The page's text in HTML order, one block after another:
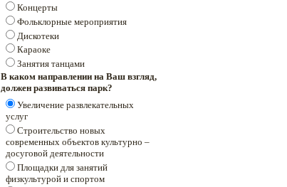
Концерты
Фольклорные мероприятия
Дискотеки
Караоке
Занятия танцами
В каком направлении на Ваш взгляд,
должен развиваться парк?
Увеличение развлекательных
услуг
Строительство новых
современных объектов культурно –
досуговой деятельности
Площадки для занятий
физкультурой и спортом